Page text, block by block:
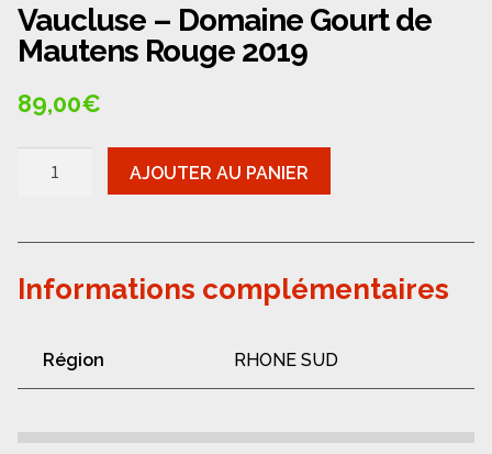
Vaucluse – Domaine Gourt de
Mautens Rouge 2019
89,00€
Domaine
de
Mautens
AJOUTER AU PANIER
Informations complémentaires
Région RHONE SUD